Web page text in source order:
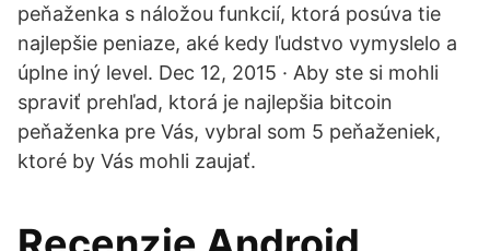
peňaženka s náložou funkcií, ktorá posúva tie
najlepšie peniaze, aké kedy ľudstvo vymyslelo a
úplne iný level. Dec 12, 2015 · Aby ste si mohli
spraviť prehľad, ktorá je najlepšia bitcoin
peňaženka pre Vás, vybral som 5 peňaženiek,
ktoré by Vás mohli zaujať.